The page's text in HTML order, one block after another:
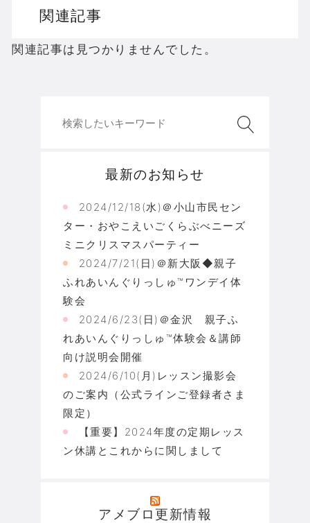
関連記事
関連記事は見つかりませんでした。
最新のお知らせ
2024/12/18(水)＠小山市民セン
ター・おやこえいごくらぶべニーズ
ミニクリスマスパーティー
2024/7/21(日)＠新大阪◆親子
ふれあいんぐりっしゅ™ワンデイ体
験会
2024/6/23(日)＠金沢 親子ふ
れあいんぐりっしゅ™体験会＆講師
向け説明会開催
2024/6/10(月)レッスン撮影会
のご案内（公式ラインご登録者さま
限定）
【重要】2024年度の定期レッス
ン休講とこれからに関しまして
アメブロ更新情報